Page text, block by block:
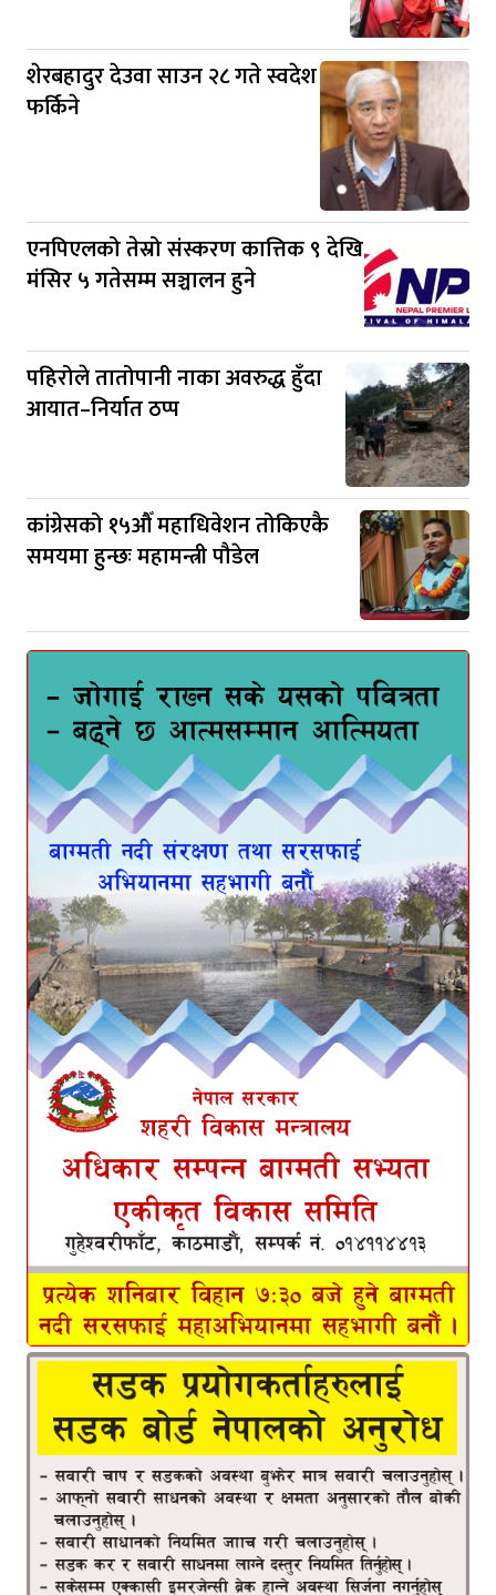
शेरबहादुर देउवा साउन २८ गते स्वदेश
फर्किने
एनपिएलको तेस्रो संस्करण कात्तिक ९ देखि
मंसिर ५ गतेसम्म सञ्चालन हुने
पहिरोले तातोपानी नाका अवरुद्ध हुँदा
आयात–निर्यात ठप्प
कांग्रेसको १५औँ महाधिवेशन तोकिएकै
समयमा हुन्छः महामन्त्री पौडेल